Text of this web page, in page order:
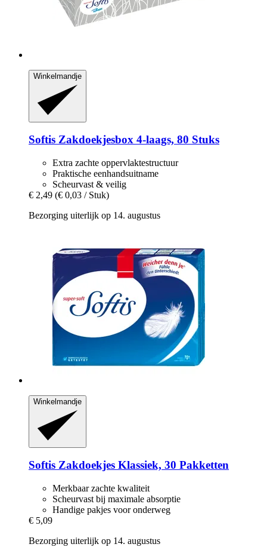
Winkelmandje
Softis Zakdoekjesbox 4-​laags, 80 Stuks
Extra zachte oppervlaktestructuur
Praktische eenhandsuitname
Scheurvast & veilig
€ 2,49 (€ 0,03 / Stuk)
Bezorging uiterlijk op 14. augustus
Winkelmandje
Softis Zakdoekjes Klassiek, 30 Pakketten
Merkbaar zachte kwaliteit
Scheurvast bij maximale absorptie
Handige pakjes voor onderweg
€ 5,09
Bezorging uiterlijk op 14. augustus